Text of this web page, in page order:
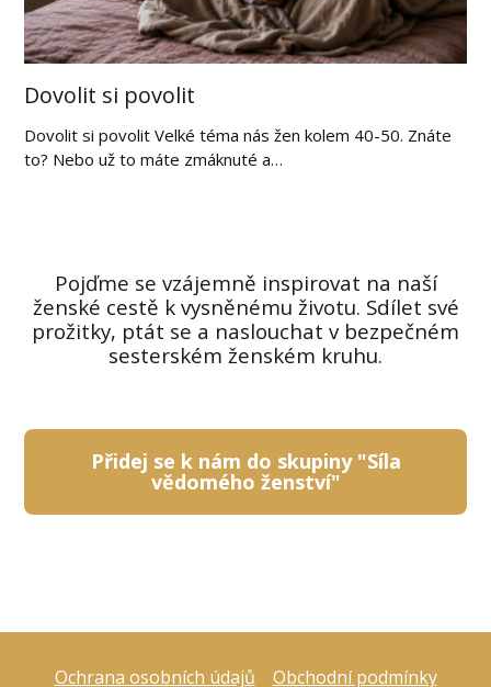
Dovolit si povolit
Dovolit si povolit Velké téma nás žen kolem 40-50. Znáte
to? Nebo už to máte zmáknuté a…
Pojďme se vzájemně inspirovat na naší
ženské cestě k vysněnému životu. Sdílet své
prožitky, ptát se a naslouchat v bezpečném
sesterském ženském kruhu.
Přidej se k nám do skupiny "Síla
vědomého ženství"
Ochrana osobních údajů Obchodní podmínky